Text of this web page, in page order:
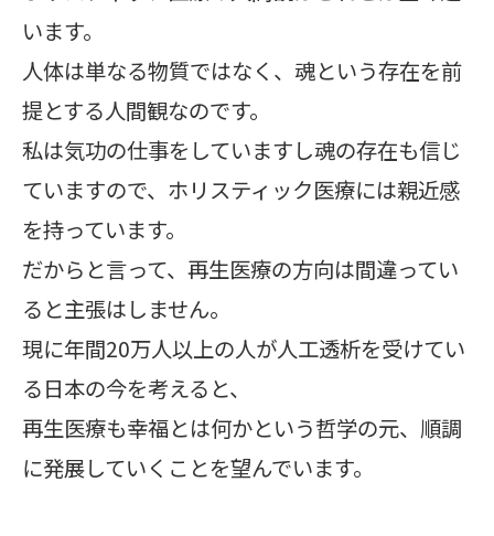
います。
人体は単なる物質ではなく、魂という存在を前
提とする人間観なのです。
私は気功の仕事をしていますし魂の存在も信じ
ていますので、ホリスティック医療には親近感
を持っています。
だからと言って、再生医療の方向は間違ってい
ると主張はしません。
現に年間20万人以上の人が人工透析を受けてい
る日本の今を考えると、
再生医療も幸福とは何かという哲学の元、順調
に発展していくことを望んでいます。